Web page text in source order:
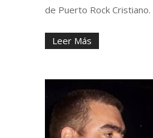
de Puerto Rock Cristiano.
Leer Más